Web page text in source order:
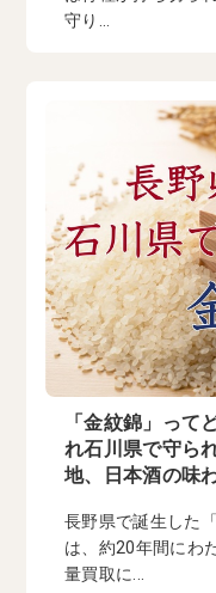
守り...
「金紋錦」って
れ石川県で守ら
地、日本酒の味
長野県で誕生した
は、約20年間にわ
量買取に...